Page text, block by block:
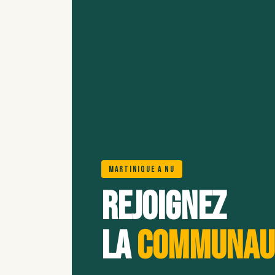
Martinique A Nu
Rejoignez
la